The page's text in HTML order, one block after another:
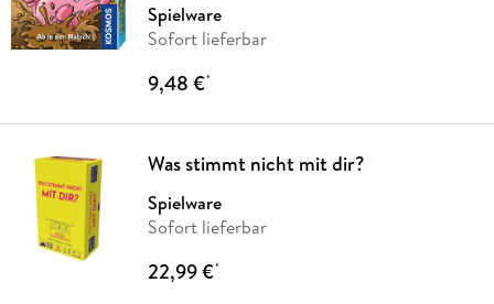
Spielware
Sofort lieferbar
9,48 €*
Was stimmt nicht mit dir?
Spielware
Sofort lieferbar
22,99 €*